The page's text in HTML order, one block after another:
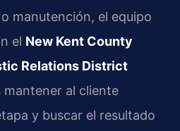
manutención, el equipo
el New Kent County
Relations District
mantener al cliente
y buscar el resultado